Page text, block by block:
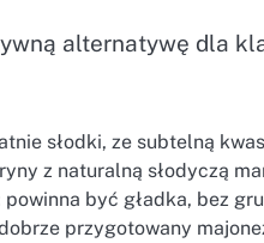
alternatywę dla
słodki, ze subtelną
z naturalną słodyczą
powinna być gładka, bez
przygotowany